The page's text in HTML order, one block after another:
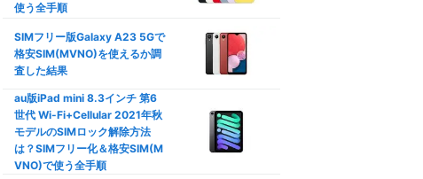
動作未検証
やや遅い
M徹底比較
家族割は格安SIMでも使える？
家族向けプランおすすめ格安SI
【カウントフリー】データ無制
限使い放題の罠！制限なし格安
SIM比較
使う全手順
SIMフリー版Galaxy A23 5Gで
格安SIM(MVNO)を使えるか調
査した結果
au版iPad mini 8.3インチ 第6
世代 Wi-Fi+Cellular 2021年秋
モデルのSIMロック解除方法
は？SIMフリー化＆格安SIM(M
VNO)で使う全手順